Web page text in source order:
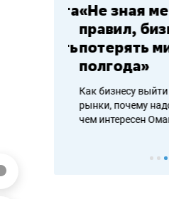
«Не зная
правил,
потерять
полгода»
Как бизнесу выйти
рынки, почему надо
чем интересен Оман?